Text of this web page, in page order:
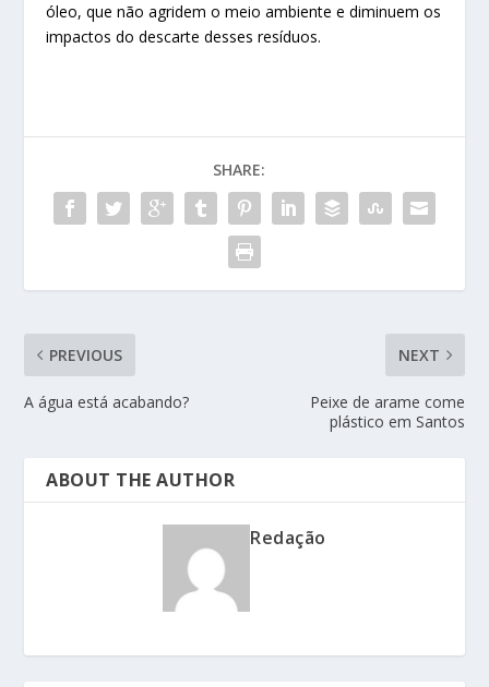
óleo, que não agridem o meio ambiente e diminuem os
impactos do descarte desses resíduos.
SHARE:
PREVIOUS
A água está acabando?
NEXT
Peixe de arame come
plástico em Santos
ABOUT THE AUTHOR
Redação